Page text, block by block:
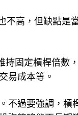
高，但缺點是
固定槓桿倍數